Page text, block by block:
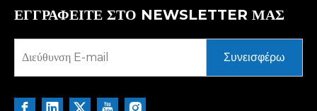
ΕΓΓΡΑΦΕΙΤΕ ΣΤΟ NEWSLETTER ΜΑΣ
Συνεισφέρω